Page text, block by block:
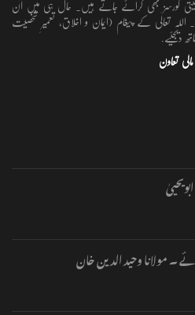
کورسز بھی کرائے جاتے ہیں۔ حال ہی میں آن
تعالٰی کے پیغام (ایمان و اخلاق، تعمیرِ شخصیت
دیجئیے.
مالی تعاون
۔ مولانا وحید الدین خان